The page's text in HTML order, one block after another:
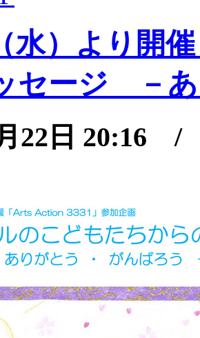
水）より開
セージ －
22日 20:16